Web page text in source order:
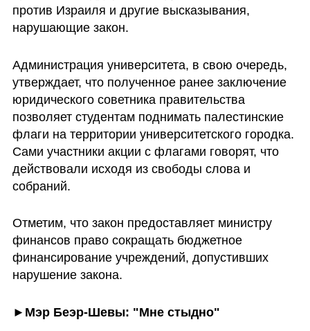
против Израиля и другие высказывания,
нарушающие закон.
Администрация университета, в свою очередь,
утверждает, что полученное ранее заключение
юридического советника правительства
позволяет студентам поднимать палестинские
флаги на территории университетского городка.
Сами участники акции с флагами говорят, что
действовали исходя из свободы слова и
собраний.
Отметим, что закон предоставляет министру
финансов право сокращать бюджетное
финансирование учреждений, допустивших
нарушение закона.
►Мэр Беэр-Шевы: "Мне стыдно"